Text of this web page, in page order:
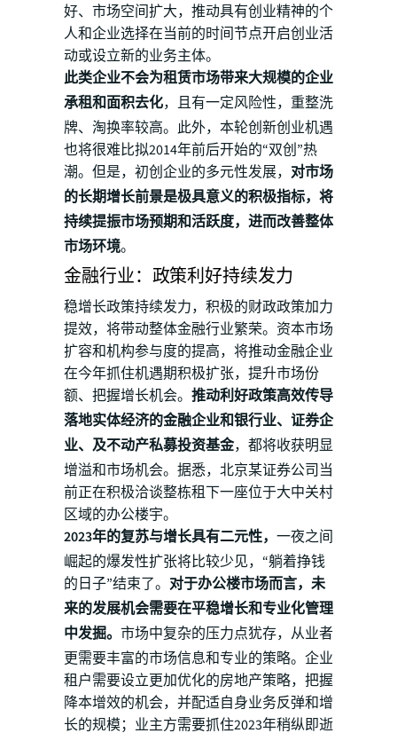
好、市场空间扩大，推动具有创业精神的个
人和企业选择在当前的时间节点开启创业活
动或设立新的业务主体。
此类企业不会为租赁市场带来大规模的企业
承租和面积去化，且有一定风险性，重整洗
牌、淘换率较高。此外，本轮创新创业机遇
也将很难比拟2014年前后开始的“双创”热
潮。但是，初创企业的多元性发展， 对市场
的长期增长前景是极具意义的积极指标，将
持续提振市场预期和活跃度，进而改善整体
市场环境。
金融行业：政策利好持续发力
稳增长政策持续发力，积极的财政政策加力
提效，将带动整体金融行业繁荣。资本市场
扩容和机构参与度的提高，将推动金融企业
在今年抓住机遇期积极扩张，提升市场份
额、把握增长机会。 推动利好政策高效传导
落地实体经济的金融企业和银行业、证券企
业、及不动产私募投资基金，都将收获明显
增溢和市场机会。据悉，北京某证券公司当
前正在积极洽谈整栋租下一座位于大中关村
区域的办公楼宇。
2023年的复苏与增长具有二元性， 一夜之间
崛起的爆发性扩张将比较少见，“躺着挣钱
的日子”结束了。 对于办公楼市场而言，未
来的发展机会需要在平稳增长和专业化管理
中发掘。 市场中复杂的压力点犹存，从业者
更需要丰富的市场信息和专业的策略。企业
租户需要设立更加优化的房地产策略，把握
降本增效的机会，并配适自身业务反弹和增
长的规模；业主方需要抓住2023年稍纵即逝